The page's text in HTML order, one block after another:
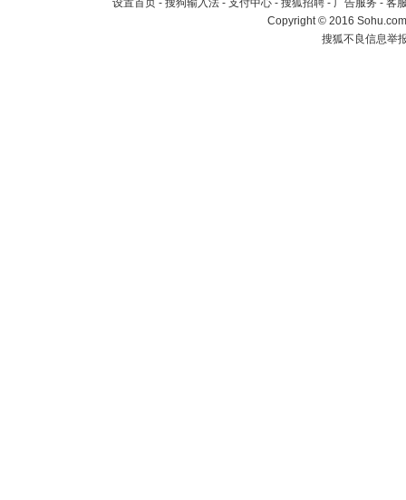
设置首页 - 搜狗输入法 - 支付中心 - 搜狐招聘 - 广告服务 - 客
Copyright©2016
搜狐不良信息举